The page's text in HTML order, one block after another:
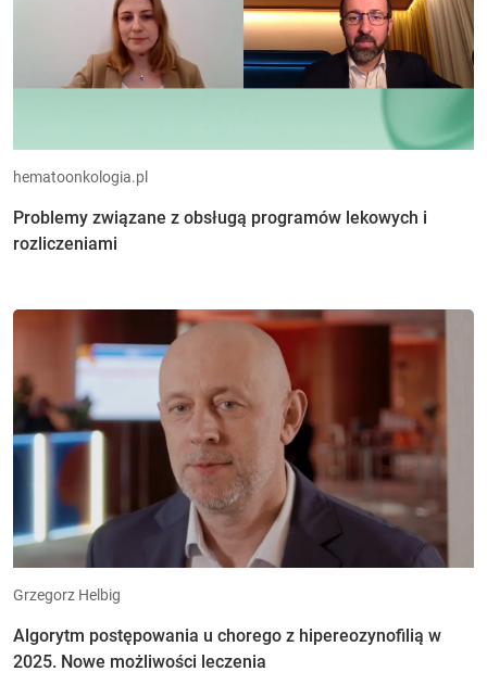
hematoonkologia.pl
Problemy związane z obsługą programów lekowych i
rozliczeniami
Grzegorz Helbig
Algorytm postępowania u chorego z hipereozynofilią w
2025. Nowe możliwości leczenia